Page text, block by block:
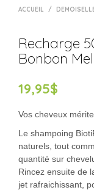
ACCUEIL /
Recharge
Bonbon
19,95$
Vos cheveux
Le shampoing
naturels, tout
quantité sur
Rincez ensuite de
jet rafraichissant,